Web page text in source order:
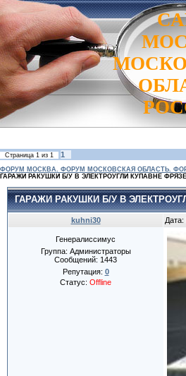
Страница 1 из 1 1
ФОРУМ МОСКВА. ФОРУМ МОСКОВСКАЯ ОБЛАСТЬ.
ГАРАЖИ РАКУШКИ Б/У В ЭЛЕКТРОУГЛИ КУПАВНЕ
ГАРАЖИ РАКУШКИ Б/У В
kuhni30
Генералиссимус
Группа: Администраторы
Сообщений: 1443
Репутация: 0
Статус: Offline